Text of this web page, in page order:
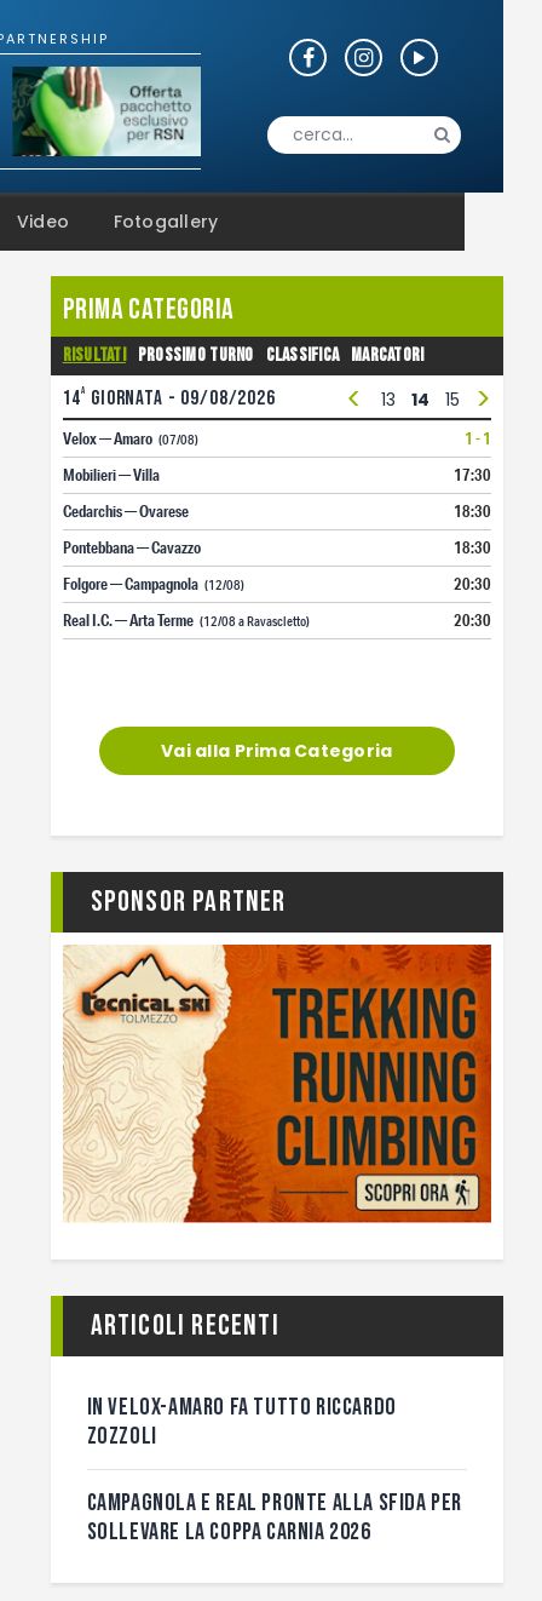
Video Fotogallery
Prima Categoria
Risultati Prossimo turno Classifica Marcatori
14a giornata - 09/08/2026
3 4 5 6 7 8 9 12 13 14 15 16
< >
Velox — Amaro (07/08)
1 - 1
Mobilieri — Villa
17:30
Cedarchis — Ovarese
18:30
Pontebbana — Cavazzo
18:30
Folgore — Campagnola (12/08)
20:30
Real I.C. — Arta Terme (12/08 a Ravascletto) 20:30
Vai alla Prima Categoria
Sponsor Partner
Articoli recenti
IN VELOX-AMARO FA TUTTO RICCARDO
ZOZZOLI
CAMPAGNOLA E REAL PRONTE ALLA SFIDA PER
SOLLEVARE LA COPPA CARNIA 2026